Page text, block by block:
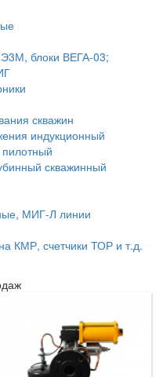
блоки ВЕГА-03;
скважин
индукционный
скважинный
МИГ-Л линии
КМР, счетчики ТОР и т.д.